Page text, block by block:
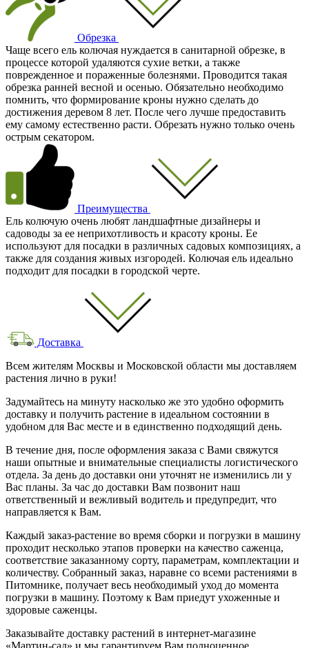
Обрезка
Чаще всего ель колючая нуждается в санитарной обрезке, в
процессе которой удаляются сухие ветки, а также
поврежденное и пораженные болезнями. Проводится такая
обрезка ранней весной и осенью. Обязательно необходимо
помнить, что формирование кроны нужно сделать до
достижения деревом 8 лет. После чего лучше предоставить
ему самому естественно расти. Обрезать нужно только очень
острым секатором.
Преимущества
Ель колючую очень любят ландшафтные дизайнеры и
садоводы за ее неприхотливость и красоту кроны. Ее
используют для посадки в различных садовых композициях, а
также для создания живых изгородей. Колючая ель идеально
подходит для посадки в городской черте.
Доставка
Всем жителям Москвы и Московской области мы доставляем
растения лично в руки!
Задумайтесь на минуту насколько же это удобно оформить
доставку и получить растение в идеальном состоянии в
удобном для Вас месте и в единственно подходящий день.
В течение дня, после оформления заказа с Вами свяжутся
наши опытные и внимательные специалисты логистического
отдела. За день до доставки они уточнят не изменились ли у
Вас планы. За час до доставки Вам позвонит наш
ответственный и вежливый водитель и предупредит, что
направляется к Вам.
Каждый заказ-растение во время сборки и погрузки в машину
проходит несколько этапов проверки на качество саженца,
соответствие заказанному сорту, параметрам, комплектации и
количеству. Собранный заказ, наравне со всеми растениями в
Питомнике, получает весь необходимый уход до момента
погрузки в машину. Поэтому к Вам приедут ухоженные и
здоровые саженцы.
Заказывайте доставку растений в интернет-магазине
«Мартин-сад» и мы гарантируем Вам полноценное